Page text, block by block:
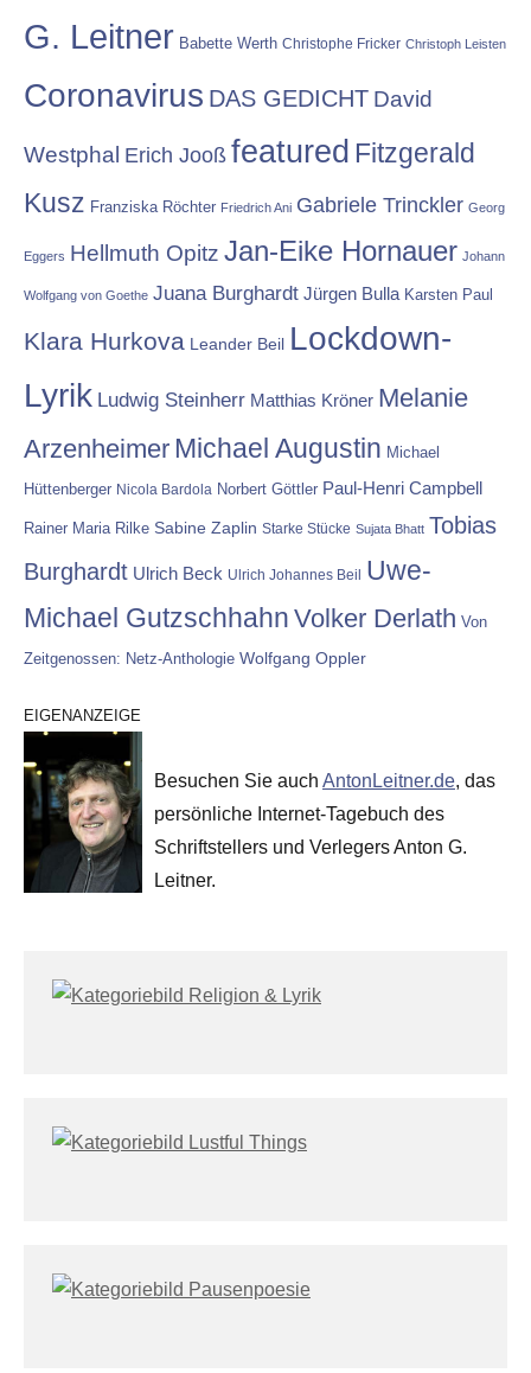
G. Leitner Babette Werth Christophe Fricker Christoph Leisten
Coronavirus DAS GEDICHT David
Westphal Erich Jooß featured Fitzgerald
Kusz Franziska Röchter Friedrich Ani Gabriele Trinckler Georg
Eggers Hellmuth Opitz Jan-Eike Hornauer Johann
Wolfgang von Goethe Juana Burghardt Jürgen Bulla Karsten Paul
Klara Hurkova Leander Beil Lockdown-
Lyrik Ludwig Steinherr Matthias Kröner Melanie
Arzenheimer Michael Augustin Michael
Hüttenberger Nicola Bardola Norbert Göttler Paul-Henri Campbell
Rainer Maria Rilke Sabine Zaplin Starke Stücke Sujata Bhatt Tobias
Burghardt Ulrich Beck Ulrich Johannes Beil Uwe-
Michael Gutzschhahn Volker Derlath Von
Zeitgenossen: Netz-Anthologie Wolfgang Oppler
EIGENANZEIGE
Besuchen Sie auch AntonLeitner.de, das
persönliche Internet-Tagebuch des
Schriftstellers und Verlegers Anton G.
Leitner.